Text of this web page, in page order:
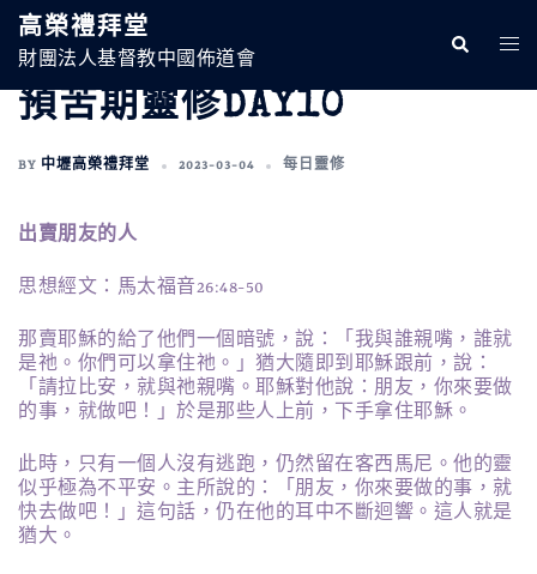
高榮禮拜堂
財團法人基督教中國佈道會
Search
預苦期靈修DAY10
BY 中壢高榮禮拜堂 2023-03-04 每日靈修
出賣朋友的人
思想經文：馬太福音26:48-50
那賣耶穌的給了他們一個暗號，說：「我與誰親嘴，誰就
是祂。你們可以拿住祂。」猶大隨即到耶穌跟前，說：
「請拉比安，就與祂親嘴。耶穌對他說：朋友，你來要做
的事，就做吧！」於是那些人上前，下手拿住耶穌。
此時，只有一個人沒有逃跑，仍然留在客西馬尼。他的靈
似乎極為不平安。主所說的：「朋友，你來要做的事，就
快去做吧！」這句話，仍在他的耳中不斷迴響。這人就是
猶大。